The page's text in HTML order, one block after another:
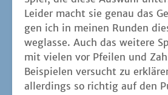
Dabei bie­tet TAILS ON FIRE
Einer­seits weil ich natür­lich
ergat­tern will, ande­rer­seits
mei­ne schon gesam­mel­ten
und ich mich bei die­sem
nur auf drei Kar­ten